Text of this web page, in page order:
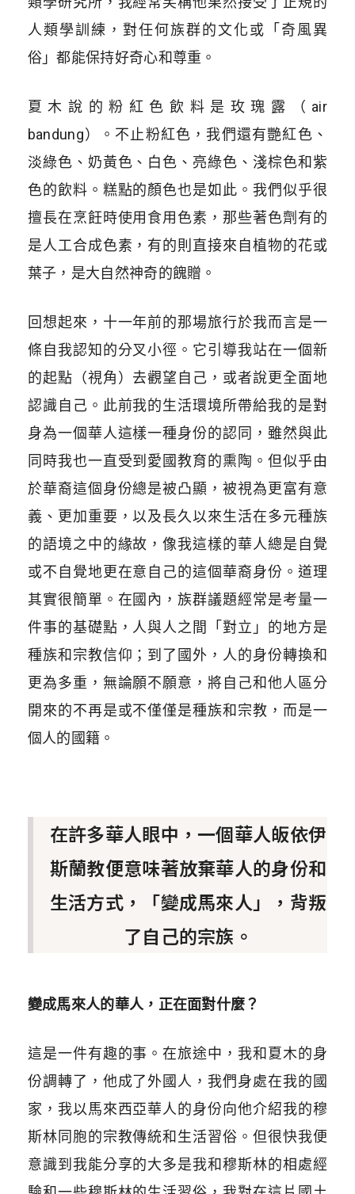
人類學訓練，對任何族群的文化或「奇風異
俗」都能保持好奇心和尊重。
夏木說的粉紅色飲料是玫瑰露（air
bandung）。不止粉紅色，我們還有艷紅色、
淡綠色、奶黃色、白色、亮綠色、淺棕色和紫
色的飲料。糕點的顏色也是如此。我們似乎很
擅長在烹飪時使用食用色素，那些著色劑有的
是人工合成色素，有的則直接來自植物的花或
葉子，是大自然神奇的餽贈。
回想起來，十一年前的那場旅行於我而言是一
條自我認知的分叉小徑。它引導我站在一個新
的起點（視角）去觀望自己，或者說更全面地
認識自己。此前我的生活環境所帶給我的是對
身為一個華人這樣一種身份的認同，雖然與此
同時我也一直受到愛國教育的熏陶。但似乎由
於華裔這個身份總是被凸顯，被視為更富有意
義、更加重要，以及長久以來生活在多元種族
的語境之中的緣故，像我這樣的華人總是自覺
或不自覺地更在意自己的這個華裔身份。道理
其實很簡單。在國內，族群議題經常是考量一
件事的基礎點，人與人之間「對立」的地方是
種族和宗教信仰；到了國外，人的身份轉換和
更為多重，無論願不願意，將自己和他人區分
開來的不再是或不僅僅是種族和宗教，而是一
個人的國籍。
在許多華人眼中，一個華人皈依伊
斯蘭教便意味著放棄華人的身份和
生活方式，「變成馬來人」，背叛
了自己的宗族。
變成馬來人的華人，正在面對什麼？
這是一件有趣的事。在旅途中，我和夏木的身
份調轉了，他成了外國人，我們身處在我的國
家，我以馬來西亞華人的身份向他介紹我的穆
斯林同胞的宗教傳統和生活習俗。但很快我便
意識到我能分享的大多是我和穆斯林的相處經